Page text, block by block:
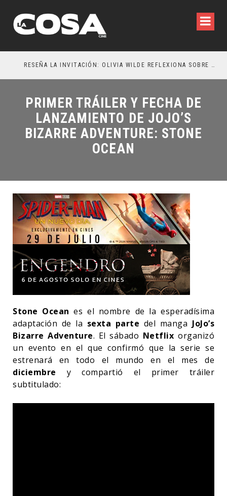
RESEÑA LA INVITACIÓN: OLIVIA WILDE REFLEXIONA SOBRE LA VIDA CONYUGAL
PRIMER TRÁILER Y FECHA DE
LANZAMIENTO DE JOJO’S
BIZARRE ADVENTURE: STONE
OCEAN
Stone Oceanes el nombre de la esperadísima
adaptación de la sexta parte del manga JoJo’s
Bizarre Adventure. El sábado Netflixorganizó
un evento en el que confirmó que la serie se
estrenará en todo el mundo en el mes de
diciembre y compartió el primer tráiler
subtitulado: